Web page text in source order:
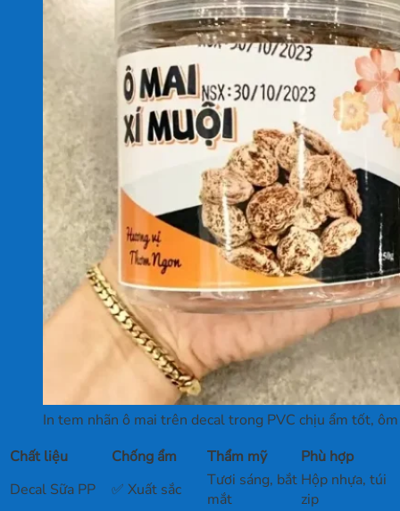
In tem nhãn ô mai trên decal trong PVC chịu ẩm tốt,
Chất liệu
Chống ẩm Thẩm mỹ
Phù hợp
Decal Sữa PP
✅ Xuất sắc
Tươi sáng, bắt
mắt
Hộp nhựa, túi
zip